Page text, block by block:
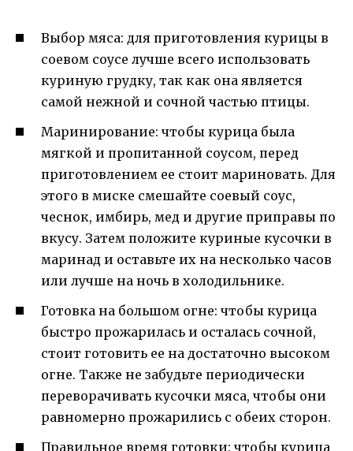
Выбор мяса: для приготовления курицы в
соевом соусе лучше всего использовать
куриную грудку, так как она является
самой нежной и сочной частью птицы.
Маринирование: чтобы курица была
мягкой и пропитанной соусом, перед
приготовлением ее стоит мариновать. Для
этого в миске смешайте соевый соус,
чеснок, имбирь, мед и другие приправы по
вкусу. Затем положите куриные кусочки в
маринад и оставьте их на несколько часов
или лучше на ночь в холодильнике.
Готовка на большом огне: чтобы курица
быстро прожарилась и осталась сочной,
стоит готовить ее на достаточно высоком
огне. Также не забудьте периодически
переворачивать кусочки мяса, чтобы они
равномерно прожарились с обеих сторон.
Правильное время готовки: чтобы курица